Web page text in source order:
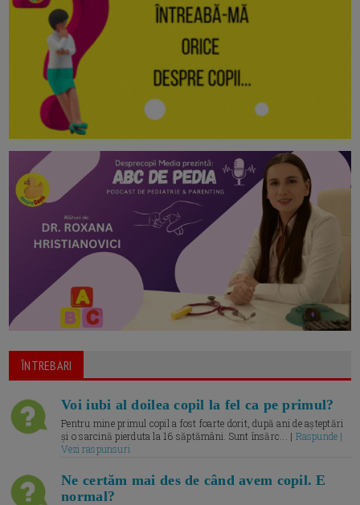
ÎNTREBARI
Voi iubi al doilea copil la fel ca pe primul?
Pentru mine primul copil a fost foarte dorit, după ani de așteptări
și o sarcină pierduta la 16 săptămâni. Sunt însărc... | Raspunde |
Vezi raspunsuri
Ne certăm mai des de când avem copil. E
normal?